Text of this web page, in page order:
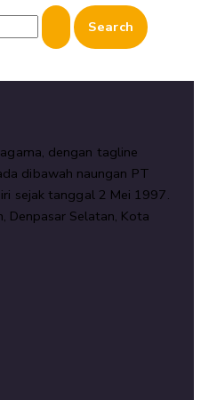
dengan tagline
dibawah naungan PT
sejak tanggal 2 Mei 1997.
Denpasar Selatan, Kota